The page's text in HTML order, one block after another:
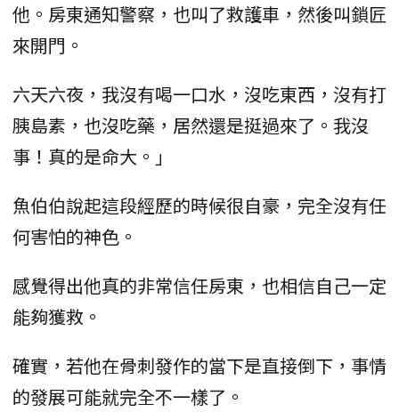
他。房東通知警察，也叫了救護車，然後叫鎖匠
來開門。
六天六夜，我沒有喝一口水，沒吃東西，沒有打
胰島素，也沒吃藥，居然還是挺過來了。我沒
事！真的是命大。」
魚伯伯說起這段經歷的時候很自豪，完全沒有任
何害怕的神色。
感覺得出他真的非常信任房東，也相信自己一定
能夠獲救。
確實，若他在骨刺發作的當下是直接倒下，事情
的發展可能就完全不一樣了。